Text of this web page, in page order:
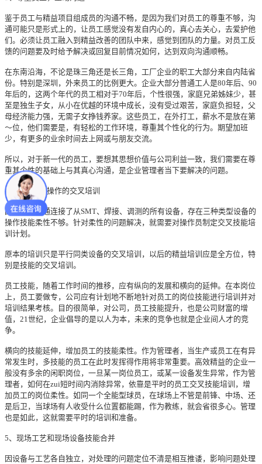
鉴于员工与精益项目组成员的沟通不畅，是因为我们对员工的尊重不够，沟
通可能只是形式上的，让员工感觉没有发自内心的，真心去关心，去爱护他
们。必须让员工融入到精益改善的团队中来，感觉到团队的力量。对员工反
馈的问题要及时给予解决或回复目前情况如何，达到双向沟通顺畅。
在东南沿海，不论是珠三角还是长三角，工厂企业的职工大部分来自内陆省
份。特别是深圳，外来员工的比例更大。企业大部分普通工人是80年后、90
年后的，这两个年代的员工相对于70年后，个性很强，家庭兄弟姊妹少，甚
至是独生子女，从小在优越的环境中成长，没有受过艰苦，家庭负担轻，父
母经济能力强，无需子女挣钱养家。这些员工，在外打工，薪水不是放在第
～位，他们需要是，有轻松的工作环境，尊重其个性化的行为。期望加班
少，有更多的业余时间去上网或与朋友交流。
所以，对于新一代的员工，要想其思想价值与公司利益一致，我们需要在尊
重其个性的基础上与其真心沟通，是企业管理者当下要解决的问题。
4、增加设备操作的交叉培训
因产品线拉通连接了从SMT、焊接、调测的所有设备，存在三种类型设备的
操作技能柔性不够。针对柔性的问题解决，就需要对操作员制定交叉技能培
训计划。
原本的培训只是平行同类设备的交叉培训，以后的精益培训应是全方位，特
别是技能的交叉培训。
员工技能，随着工作时间的推移，应有纵向的发展和横向的延伸。在本岗位
上，员工要做专，公司应有计划地不断地针对员工的岗位技能进行培训并对
培训结果考核。目的很简单，对公司，员工技能提升，也是公司财富的增
值，21世纪，企业倡导的是以人为本，未来的竞争也就是企业间人才的竞
争。
横向的技能延伸，增加员工的技能柔性。作为管理者，当生产或员工在有异
常发生时，多技能的员工在此时发挥得作用将非常重要。高效精益的企业一
般没有多余的闲职岗位，一旦某一岗位员工，或某一设备发生异常，作为管
理者，如何在zui短时间内消除异常，依靠是平时的员工交叉技能培训，增
加员工的岗位柔性。如同一个全能型球员，在球场上不管是前锋、中场、还
是后卫，当球场有人收受什么位置都能踢，作为教练，就会省很多心。管理
也是如此，这就需要平时的培训和准备。
5、现场工艺和现场设备技能合并
因设备与工艺各自独立，对处理的问题定位不清是相互推诿，影响问题处理